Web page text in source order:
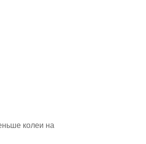
колеи на